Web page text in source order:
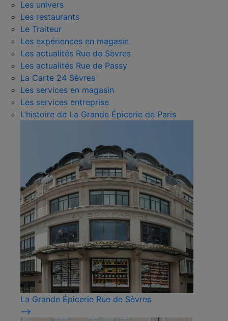
Les univers
Les restaurants
Le Traiteur
Les expériences en magasin
Les actualités Rue de Sèvres
Les actualités Rue de Passy
La Carte 24 Sèvres
Les services en magasin
Les services entreprise
L’histoire de La Grande Épicerie de Paris
La Grande Épicerie Rue de Sèvres
⟶